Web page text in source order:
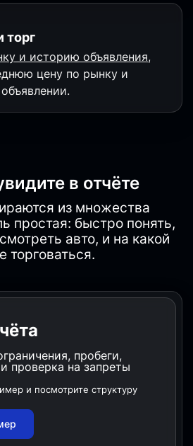
торг
и историю объявления,
цену по рынку и
в отчёте
из множества
простая: быстро понять,
авто, и на какой
торговаться.
пробеги,
проверка на запреты
и посмотрите структуру